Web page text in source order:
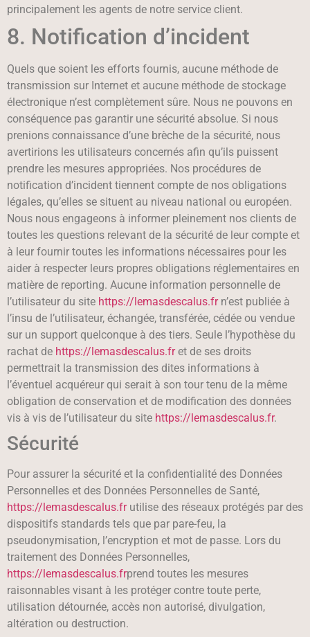
principalement les agents de notre service client.
8. Notification d’incident
Quels que soient les efforts fournis, aucune méthode de
transmission sur Internet et aucune méthode de stockage
électronique n’est complètement sûre. Nous ne pouvons en
conséquence pas garantir une sécurité absolue. Si nous
prenions connaissance d’une brèche de la sécurité, nous
avertirions les utilisateurs concernés afin qu’ils puissent
prendre les mesures appropriées. Nos procédures de
notification d’incident tiennent compte de nos obligations
légales, qu’elles se situent au niveau national ou européen.
Nous nous engageons à informer pleinement nos clients de
toutes les questions relevant de la sécurité de leur compte et
à leur fournir toutes les informations nécessaires pour les
aider à respecter leurs propres obligations réglementaires en
matière de reporting. Aucune information personnelle de
l’utilisateur du site https://lemasdescalus.frn’est publiée à
l’insu de l’utilisateur, échangée, transférée, cédée ou vendue
sur un support quelconque à des tiers. Seule l’hypothèse du
rachat de https://lemasdescalus.fret de ses droits
permettrait la transmission des dites informations à
l’éventuel acquéreur qui serait à son tour tenu de la même
obligation de conservation et de modification des données
vis à vis de l’utilisateur du site https://lemasdescalus.fr.
Sécurité
Pour assurer la sécurité et la confidentialité des Données
Personnelles et des Données Personnelles de Santé,
https://lemasdescalus.frutilise des réseaux protégés par des
dispositifs standards tels que par pare-feu, la
pseudonymisation, l’encryption et mot de passe. Lors du
traitement des Données Personnelles,
https://lemasdescalus.frprend toutes les mesures
raisonnables visant à les protéger contre toute perte,
utilisation détournée, accès non autorisé, divulgation,
altération ou destruction.